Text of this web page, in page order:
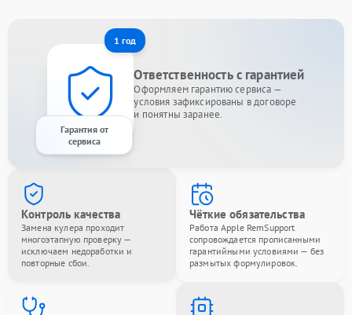
1 год
Гарантия от
сервиса
Ответственность с гарантией
Оформляем гарантию сервиса —
условия зафиксированы в договоре
и понятны заранее.
Контроль качества
Замена кулера проходит
многоэтапную проверку —
исключаем недоработки и
повторные сбои.
Чёткие обязательства
Работа Apple RemSupport
сопровождается прописанными
гарантийными условиями — без
размытых формулировок.